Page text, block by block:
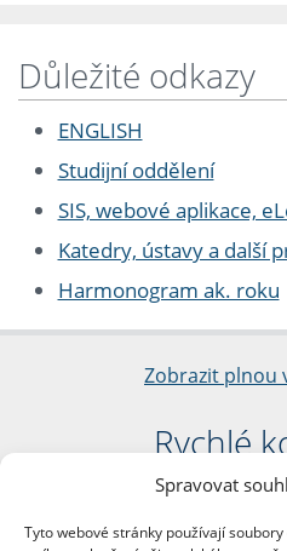
Spravovat
Tyto webové stránky používají
Důležité odkazy
ENGLISH
Studijní oddělení
SIS, webové aplikace,
Katedry, ústavy a další
Harmonogram ak. roku
Zobrazit plnou
Rychlé
nám. Jana